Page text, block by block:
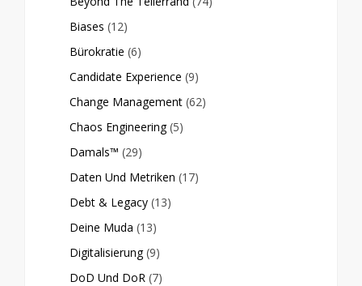
Biases (12)
Bürokratie (6)
Candidate Experience (9)
Change Management (62)
Chaos Engineering (5)
Damals™ (29)
Daten Und Metriken (17)
Debt & Legacy (13)
Deine Muda (13)
Digitalisierung (9)
DoD Und DoR (7)